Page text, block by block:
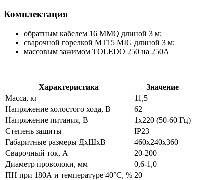
Комплектация
обратным кабелем 16 MMQ длиной 3 м;
сварочной горелкой MT15 MIG длиной 3 м;
массовым зажимом TOLEDO 250 на 250A
Характеристика
Значение
Масса, кг
11,5
Напряжение холостого хода, В
62
Напряжение питания, В
1х220 (50-60 Гц)
Степень защиты
IP23
Габаритные размеры ДхШхВ
460х240х360
Сварочный ток, А
20-200
Диаметр проволоки, мм
0,6-1,0
ПН при 180А и температуре 40°С, % 20